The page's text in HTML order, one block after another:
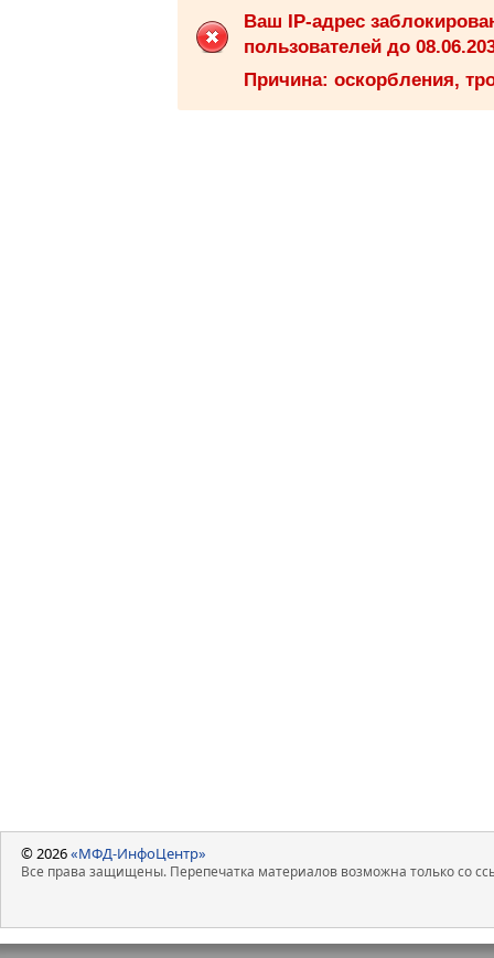
Ваш IP-адрес
пользователей до
Причина: оскорбления,
© 2026«МФД-ИнфоЦентр»
Все права защищены. Перепечатка материалов возможна только со